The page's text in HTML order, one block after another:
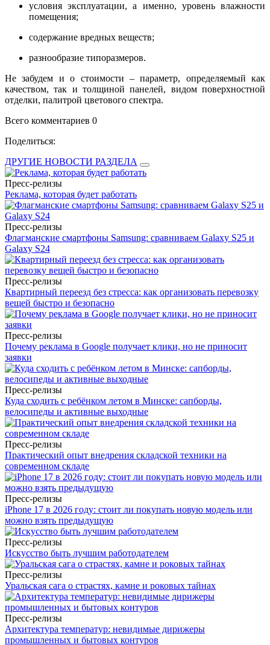
условия эксплуатации, а именно, уровень влажности
помещения;
содержание вредных веществ;
разнообразие типоразмеров.
Не забудем и о стоимости – параметр, определяемый как
качеством, так и толщиной панелей, видом поверхностной
отделки, палитрой цветового спектра.
Всего комментариев 0
Поделиться:
ДРУГИЕ НОВОСТИ РАЗДЕЛА
Пресс-релизы
Реклама, которая будет работать
Пресс-релизы
Флагманские смартфоны Samsung: сравниваем Galaxy S25 и
Galaxy S24
Пресс-релизы
Квартирный переезд без стресса: как организовать перевозку
вещей быстро и безопасно
Пресс-релизы
Почему реклама в Google получает клики, но не приносит
заявки
Пресс-релизы
Куда сходить с ребёнком летом в Минске: сапборды,
велосипеды и активные выходные
Пресс-релизы
Практический опыт внедрения складской техники на
современном складе
Пресс-релизы
iPhone 17 в 2026 году: стоит ли покупать новую модель или
можно взять предыдущую
Пресс-релизы
Искусство быть лучшим работодателем
Пресс-релизы
Уральская сага о страстях, камне и роковых тайнах
Пресс-релизы
Архитектура температур: невидимые дирижеры
промышленных и бытовых контуров